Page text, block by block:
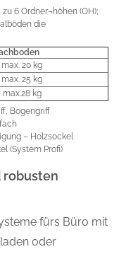
6 Ordner¬höhen (OH);
die
max. 20 kg
max. 25 kg
max.28 kg
Bogengriff
– Holzsockel
(System Profi)
robusten
fürs Büro mit
oder